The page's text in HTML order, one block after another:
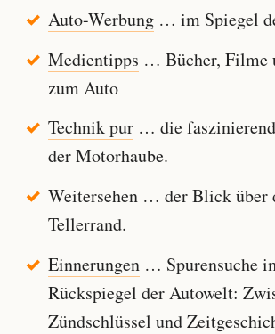
Auto-Werbung… im Spiegel
Medientipps … Bücher, Filme
zum Auto
Technik pur… die
der Motorhaube.
Weitersehen… der Blick über
Tellerrand.
Einnerungen… Spurensuche
Rückspiegel der Autowelt:
Zündschlüssel und